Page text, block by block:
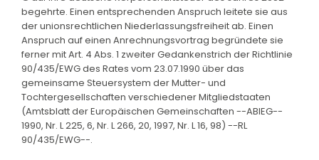
begehrte. Einen entsprechenden Anspruch leitete sie aus
der unionsrechtlichen Niederlassungsfreiheit ab. Einen
Anspruch auf einen Anrechnungsvortrag begründete sie
ferner mit Art. 4 Abs. 1 zweiter Gedankenstrich der Richtlinie
90/435/EWG des Rates vom 23.07.1990 über das
gemeinsame Steuersystem der Mutter- und
Tochtergesellschaften verschiedener Mitgliedstaaten
(Amtsblatt der Europäischen Gemeinschaften --ABlEG--
1990, Nr. L 225, 6, Nr. L 266, 20, 1997, Nr. L 16, 98) --RL
90/435/EWG--.